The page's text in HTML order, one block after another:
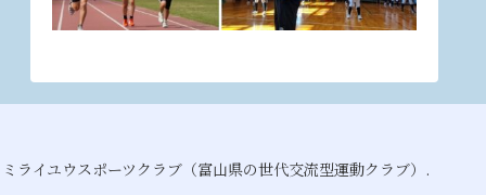
ライユウスポーツクラブ（富山県の世代交流型運動クラブ）.